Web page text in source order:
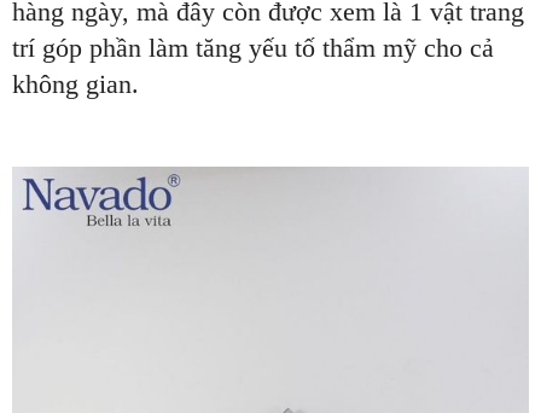
hàng ngày, mà đây còn được xem là 1 vật trang
trí góp phần làm tăng yếu tố thẩm mỹ cho cả
không gian.